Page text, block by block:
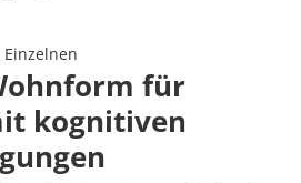
für
kognitiven